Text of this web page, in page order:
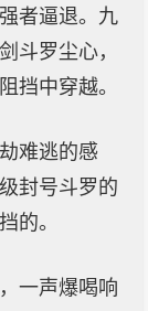
者逼退。九
斗罗尘心，
挡中穿越。
难逃的感
封号斗罗的
的。
一声爆喝响